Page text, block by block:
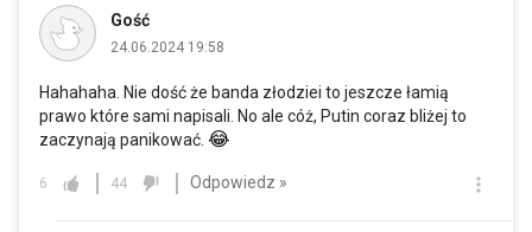
Gość
24.06.2024 19:58
Hahahaha. Nie dość że banda złodziei to jeszcze łamią
prawo które sami napisali. No ale cóż, Putin coraz bliżej to
zaczynają panikować. 😂
6 44 Odpowiedz »